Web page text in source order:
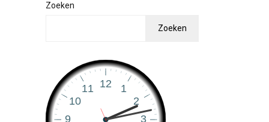
Zoeken
Zoeken